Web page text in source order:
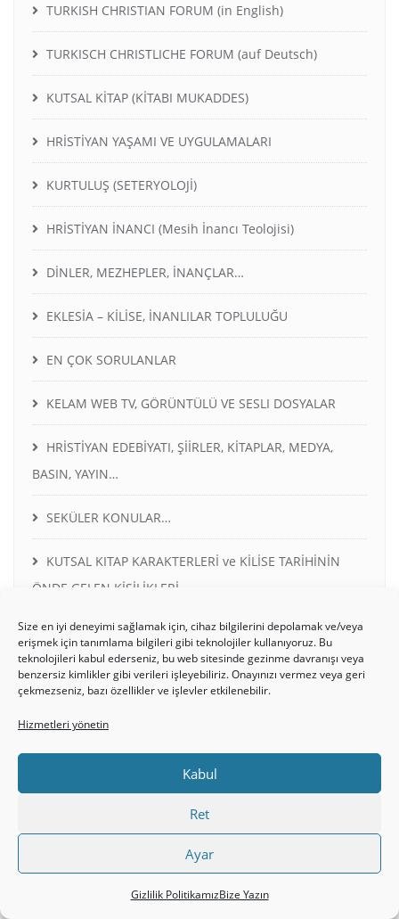
Size en iyi deneyimi sağlamak için, cihaz bilgilerini depolamak ve/veya
erişmek için tanımlama bilgileri gibi teknolojiler kullanıyoruz. Bu
teknolojileri kabul ederseniz, bu web sitesinde gezinme davranışı veya
benzersiz kimlikler gibi verileri işleyebiliriz. Onayınızı vermez veya geri
çekmezseniz, bazı özellikler ve işlevler etkilenebilir.
Hizmetleri yönetin
Kabul
Ret
Ayar
Gizlilik PolitikamızBize Yazın
TURKISH CHRISTIAN FORUM (in English)
TURKISCH CHRISTLICHE FORUM (auf Deutsch)
KUTSAL KİTAP (KİTABI MUKADDES)
HRİSTİYAN YAŞAMI VE UYGULAMALARI
KURTULUŞ (SETERYOLOJİ)
HRİSTİYAN İNANCI (Mesih İnancı Teolojisi)
DİNLER, MEZHEPLER, İNANÇLAR…
EKLESİA – KİLİSE, İNANLILAR TOPLULUĞU
EN ÇOK SORULANLAR
KELAM WEB TV, GÖRÜNTÜLÜ VE SESLI DOSYALAR
HRİSTİYAN EDEBİYATI, ŞİİRLER, KİTAPLAR, MEDYA,
BASIN, YAYIN…
SEKÜLER KONULAR…
KUTSAL KITAP KARAKTERLERİ ve KİLİSE TARİHİNİN
ÖNDE GELEN KİŞİLİKLERİ
ÜYELİK PROBLEMLERİ, YARDIM, SUPPORT
DOWNLOADS – İNDİREBİLECEĞİNİZ DOSYALAR,
BASVURU KAYNAKLARI
SON YAZILAR
Nasıl Hristiyan Olabilirim?
Elçi Pavlus’un Elçilerin İşleri kitabında hiç geçmeyen